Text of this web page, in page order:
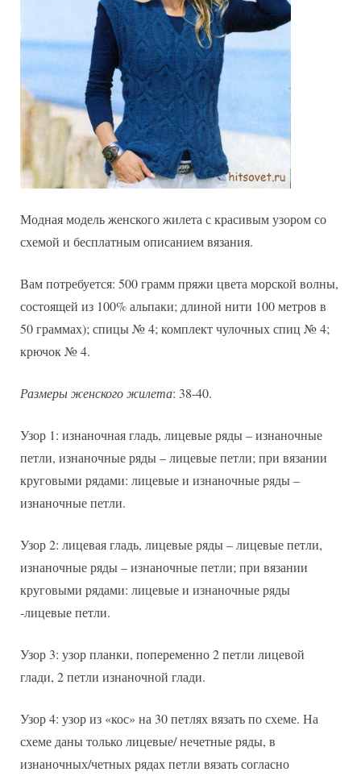
Модная модель женского жилета с красивым узором со
схемой и бесплатным описанием вязания.
Вам потребуется: 500 грамм пряжи цвета морской волны,
состоящей из 100% альпаки; длиной нити 100 метров в
50 граммах); спицы № 4; комплект чулочных спиц № 4;
крючок № 4.
Размеры женского жилета: 38-40.
Узор 1: изнаночная гладь, лицевые ряды – изнаночные
петли, изнаночные ряды – лицевые петли; при вязании
круговыми рядами: лицевые и изнаночные ряды –
изнаночные петли.
Узор 2: лицевая гладь, лицевые ряды – лицевые петли,
изнаночные ряды – изнаночные петли; при вязании
круговыми рядами: лицевые и изнаночные ряды
-лицевые петли.
Узор 3: узор планки, попеременно 2 петли лицевой
глади, 2 петли изнаночной глади.
Узор 4: узор из «кос» на 30 петлях вязать по схеме. На
схеме даны только лицевые/ нечетные ряды, в
изнаночных/четных рядах петли вязать согласно